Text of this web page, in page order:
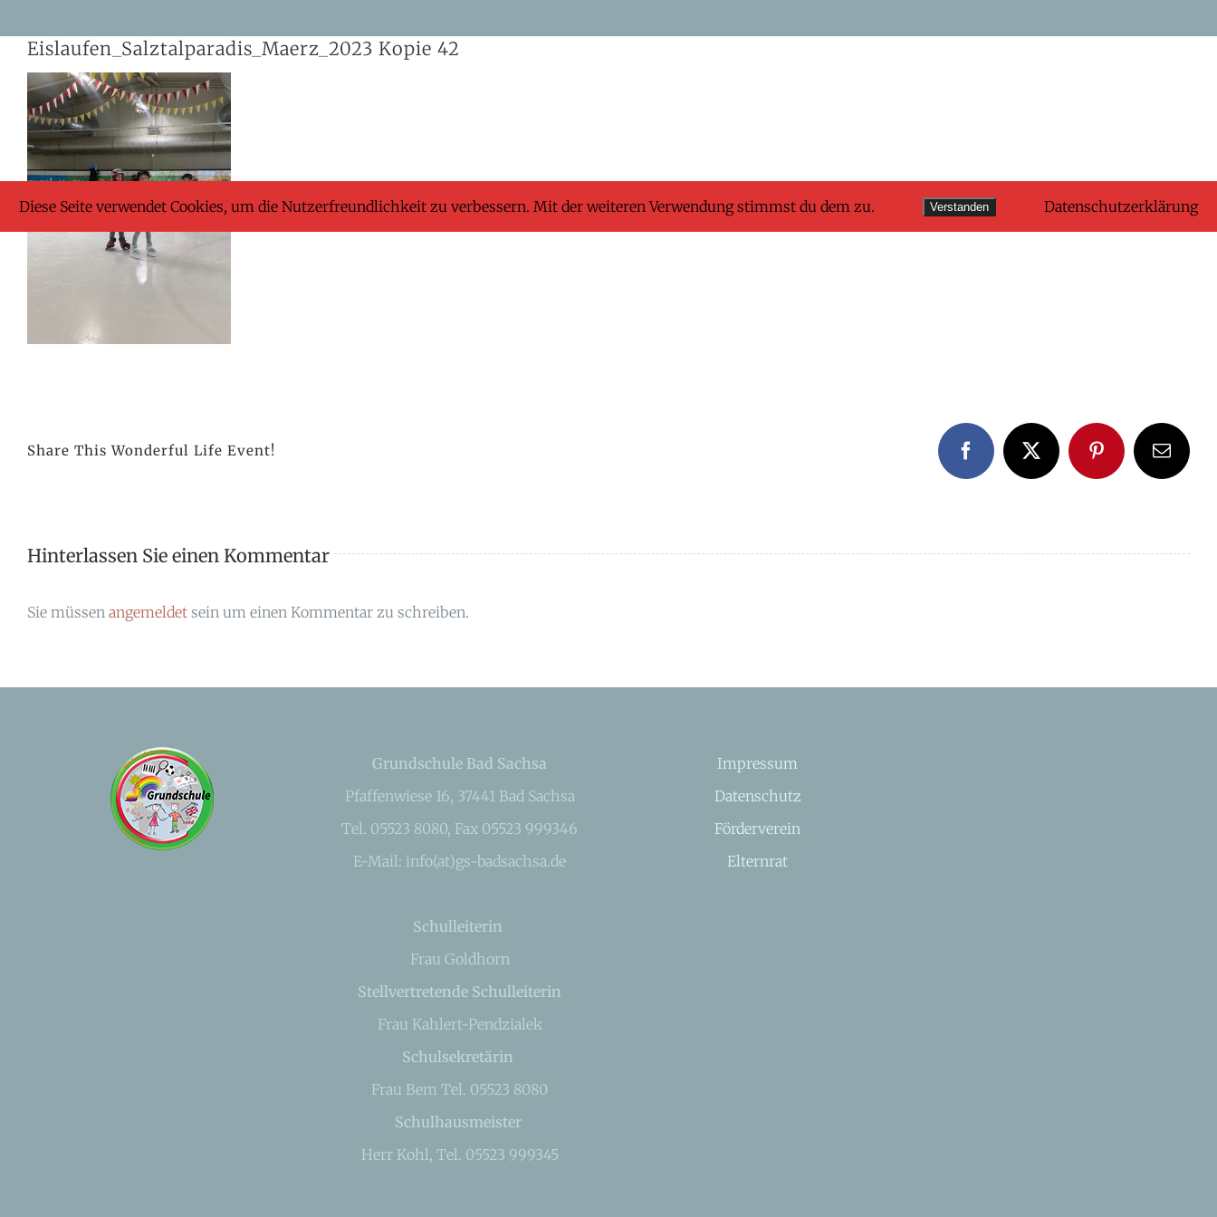
content
Eislaufen_Salztalparadis_Maerz_2023 Kopie 42
Share This Wonderful Life Event! FacebookX PinterestE-
Mail
Hinterlassen Sie einen Kommentar
Sie müssen angemeldet sein um einen Kommentar zu schreiben.
Grundschule Bad Sachsa
Pfaffenwiese 16, 37441 Bad Sachsa
Tel. 05523 8080, Fax 05523 999346
E-Mail: info(at)gs-badsachsa.de
Schulleiterin
Frau Goldhorn
Stellvertretende Schulleiterin
Frau Kahlert-Pendzialek
Schulsekretärin
Frau Bem Tel. 05523 8080
Schulhausmeister
Herr Kohl, Tel. 05523 999345
Impressum
Datenschutz
Förderverein
Elternrat
Diese Seite verwendet Cookies, um die Nutzerfreundlichkeit zu verbessern. Mit der weiteren Verwendung stimmst du dem zu. Verstanden Datenschutzerklärung